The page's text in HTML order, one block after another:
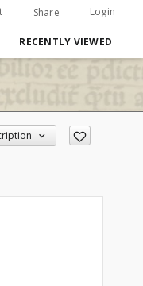
Share Login
RECENTLY VIEWED